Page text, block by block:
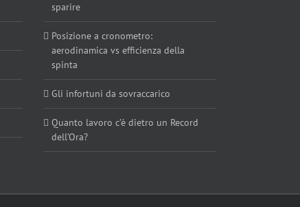
sparire
Posizione a cronometro:
aerodinamica vs efficienza della
spinta
Gli infortuni da sovraccarico
Quanto lavoro c’è dietro un Record
dell’Ora?